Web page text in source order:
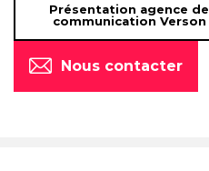
Présentation agence de
communication Verson
Nous contacter